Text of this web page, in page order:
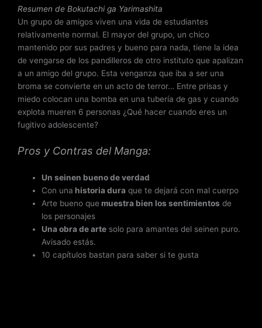
7
d
e
5
Resumen de Bokutachi ga Yarimashita
Un grupo de amigos viven una vida de estudiantes
relativamente normal. El mayor del grupo, un chico
mantenido por sus padres y bueno para nada, tiene la idea
de vengarse de los pandilleros de otro instituto que apalizan
a un amigo del grupo. Esta venganza que iba a ser una
broma se convierte en un acto de terror… Entre prisas y
miedo colocan una bomba en una tubería de gas y cuando
explota mueren 6 personas ¿Qué hacer cuando eres un
fugitivo adolescente?
Pros y Contras del Manga:
Un seinen bueno de verdad
Con una historia dura que te dejará con mal cuerpo
Arte bueno que muestra bien los sentimientos de
los personajes
Una obra de arte solo para amantes del seinen puro.
Avisado estás.
10 capítulos bastan para saber si te gusta